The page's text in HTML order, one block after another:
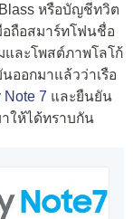
หรือบัญชีทวิต
อถือสมาร์ทโฟนชื่อ
ละโพสต์ภาพโลโก้
ออกมาแล้วว่าเรือ
Note 7 และยืนยัน
ให้ได้ทราบกัน